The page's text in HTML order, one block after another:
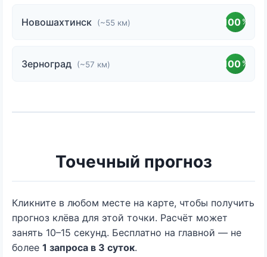
Новошахтинск (~55 км) 100 %
Зерноград (~57 км) 100 %
Точечный прогноз
Кликните в любом месте на карте, чтобы получить
прогноз клёва для этой точки. Расчёт может
занять 10–15 секунд. Бесплатно на главной — не
более 1 запроса в 3 суток.